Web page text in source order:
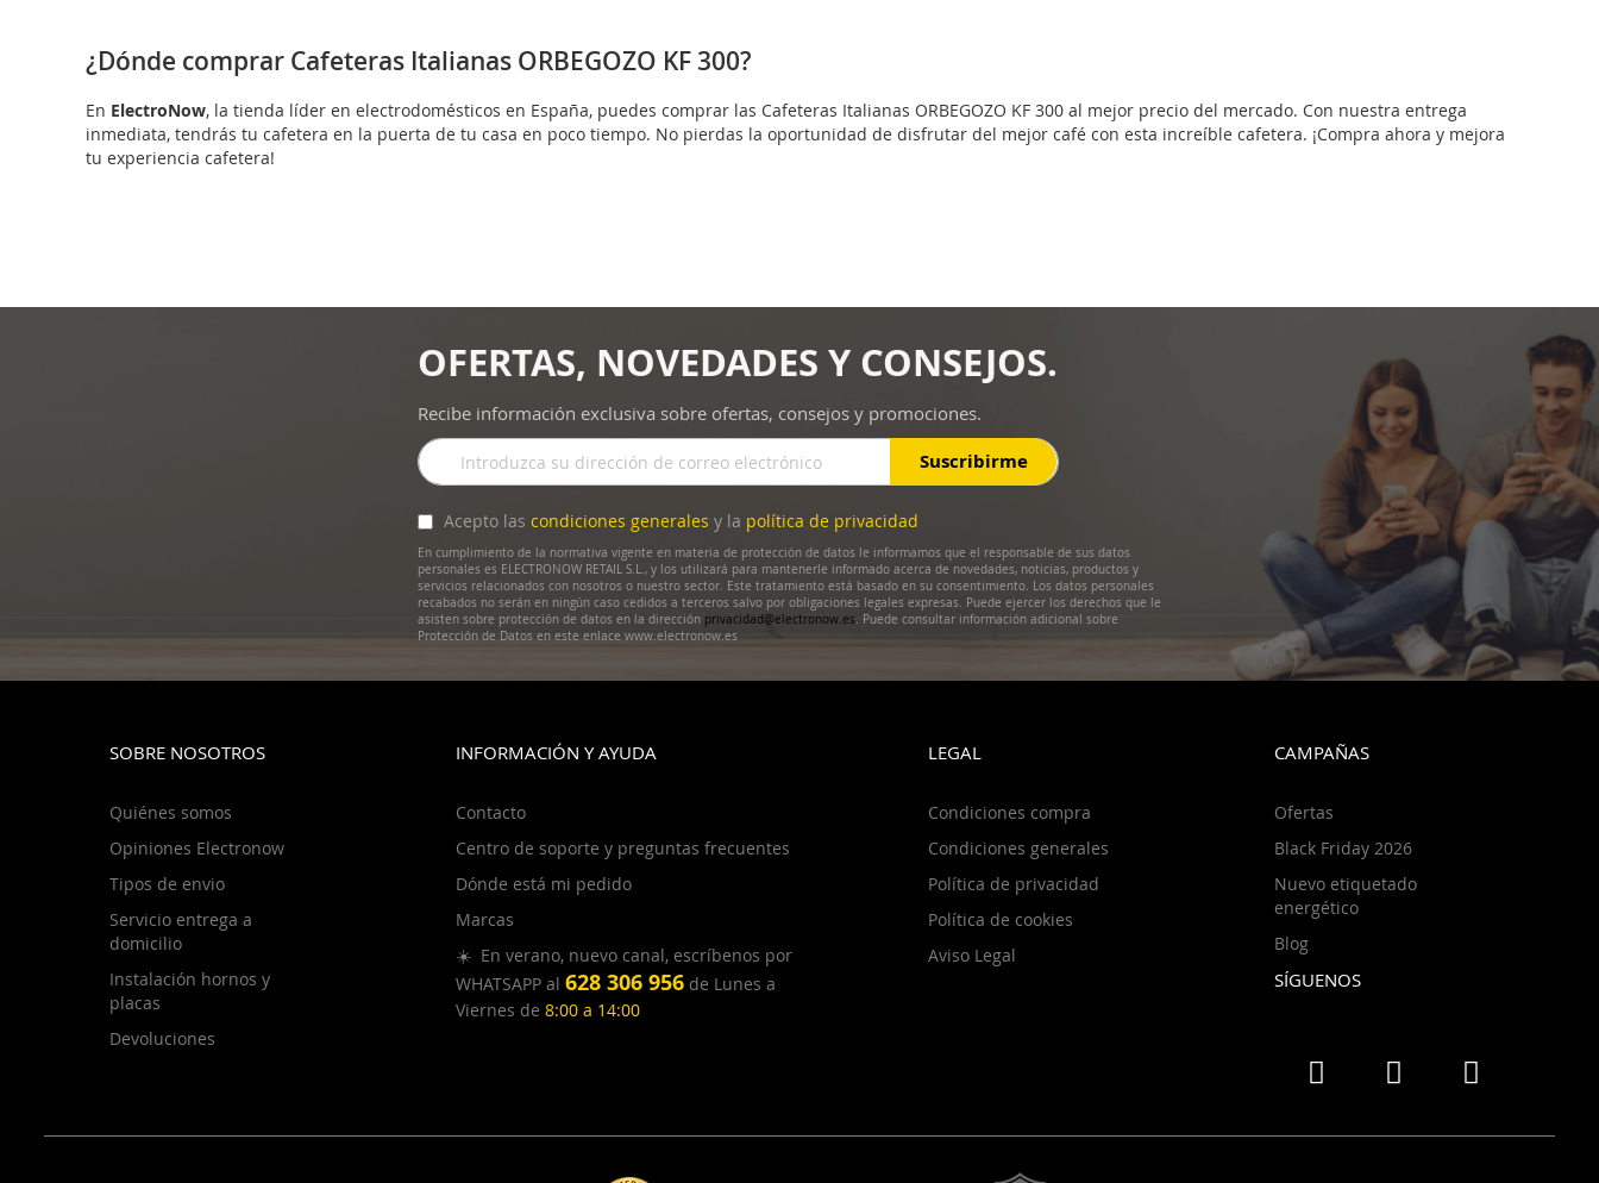
¿Dónde comprar Cafeteras Italianas ORBEGOZO KF 300?
En ElectroNow, la tienda líder en electrodomésticos en España, puedes comprar las Cafeteras Italianas ORBEGOZO KF 300 al mejor precio del mercado. Con nuestra entrega
inmediata, tendrás tu cafetera en la puerta de tu casa en poco tiempo. No pierdas la oportunidad de disfrutar del mejor café con esta increíble cafetera. ¡Compra ahora y mejora
tu experiencia cafetera!
OFERTAS, NOVEDADES Y CONSEJOS.
Recibe información exclusiva sobre ofertas, consejos y promociones.
Inscríbase
a
boletín
de
noticias:
Suscribirme
Acepto las condiciones generales y la política de privacidad
En cumplimiento de la normativa vigente en materia de protección de datos le informamos que el responsable de sus datos
personales es ELECTRONOW RETAIL S.L., y los utilizará para mantenerle informado acerca de novedades, noticias, productos y
servicios relacionados con nosotros o nuestro sector. Este tratamiento está basado en su consentimiento. Los datos personales
recabados no serán en ningún caso cedidos a terceros salvo por obligaciones legales expresas. Puede ejercer los derechos que le
asisten sobre protección de datos en la dirección privacidad@electronow.es. Puede consultar información adicional sobre
Protección de Datos en este enlace www.electronow.es
SOBRE NOSOTROS
Quiénes somos
Opiniones Electronow
Tipos de envio
Servicio entrega a
domicilio
Instalación hornos y
placas
Devoluciones
INFORMACIÓN Y AYUDA
Contacto
Centro de soporte y preguntas frecuentes
Dónde está mi pedido
Marcas
☀️ En verano, nuevo canal, escríbenos por
WHATSAPP al 628 306 956de Lunes a
Viernes de 8:00 a 14:00
LEGAL
Condiciones compra
Condiciones generales
Política de privacidad
Política de cookies
Aviso Legal
CAMPAÑAS
Ofertas
Black Friday 2026
Nuevo etiquetado
energético
Blog
SÍGUENOS